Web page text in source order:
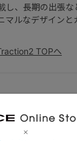
し、長期の出張な
マルなデザインと
TOPへ